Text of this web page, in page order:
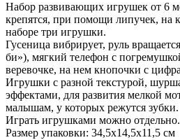
Набор развивающих игрушек от 6
крепятся, при помощи липучек, на
наборе три игрушки.
Гусеница вибрирует, руль
би»), мягкий телефон с
веревочке, на нем кнопочки с
Игрушки с разной текстурой,
эффектами, для развития мелкой
малышам, у которых режутся зубки.
Играть игрушками можно отдельно.
Размер упаковки: 34,5х14,5х11,5 см